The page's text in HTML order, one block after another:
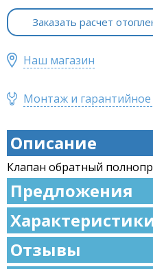
Заказать расчет
Наш магазин
Монтаж и гарантийное
Описание
Клапан обратный
Предложения
Отзывы